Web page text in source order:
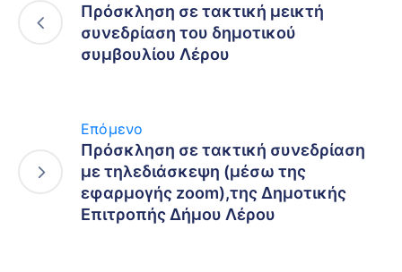
Πρόσκληση σε τακτική μεικτή
συνεδρίαση του δημοτικού
συμβουλίου Λέρου
Επόμενο
Πρόσκληση σε τακτική συνεδρίαση
με τηλεδιάσκεψη (μέσω της
εφαρμογής zoom),της Δημοτικής
Επιτροπής Δήμου Λέρου